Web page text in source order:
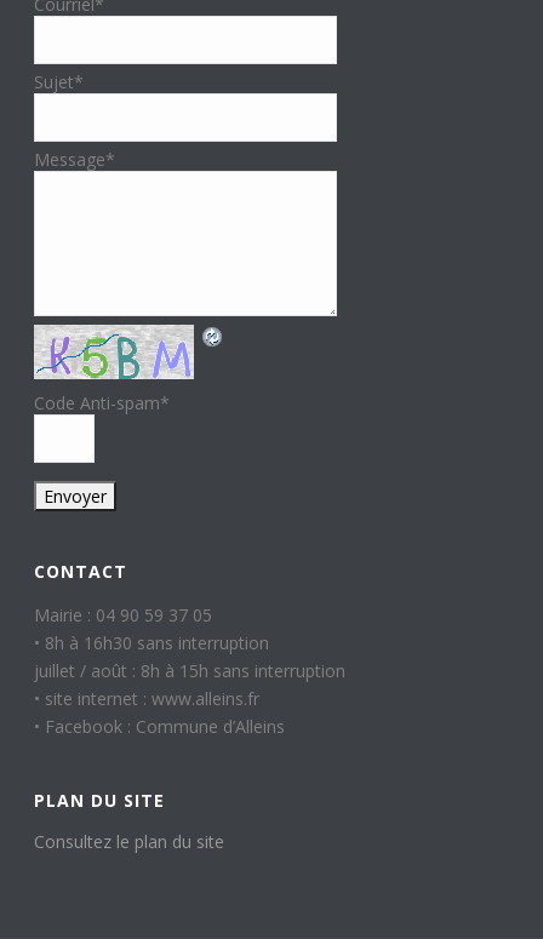
Sujet*
Message*
Code Anti-spam*
CONTACT
Mairie : 04 90 59 37 05
• 8h à 16h30 sans interruption
juillet / août : 8h à 15h sans interruption
• site internet : www.alleins.fr
• Facebook : Commune d’Alleins
PLAN DU SITE
Consultez le plan du site